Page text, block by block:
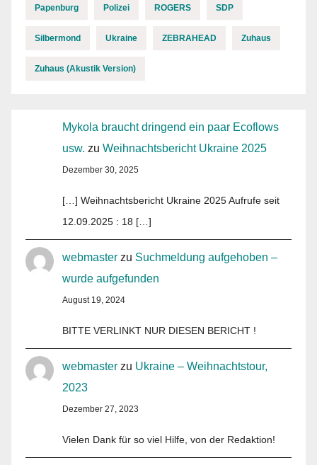
Papenburg Polizei ROGERS SDP
Silbermond Ukraine ZEBRAHEAD Zuhaus
Zuhaus (Akustik Version)
Mykola braucht dringend ein paar Ecoflows
usw. zu Weihnachtsbericht Ukraine 2025
Dezember 30, 2025
[…] Weihnachtsbericht Ukraine 2025 Aufrufe seit
12.09.2025 : 18 […]
webmaster zu Suchmeldung aufgehoben –
wurde aufgefunden
August 19, 2024
BITTE VERLINKT NUR DIESEN BERICHT !
webmaster zu Ukraine – Weihnachtstour,
2023
Dezember 27, 2023
Vielen Dank für so viel Hilfe, von der Redaktion!